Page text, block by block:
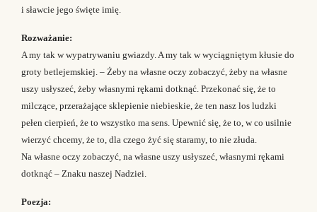
i sławcie jego święte imię.
Rozważanie:
A my tak w wypatrywaniu gwiazdy. A my tak w wyciągniętym kłusie do
groty betlejemskiej. – Żeby na własne oczy zobaczyć, żeby na własne
uszy usłyszeć, żeby własnymi rękami dotknąć. Przekonać się, że to
milczące, przerażające sklepienie niebieskie, że ten nasz los ludzki
pełen cierpień, że to wszystko ma sens. Upewnić się, że to, w co usilnie
wierzyć chcemy, że to, dla czego żyć się staramy, to nie złuda.
Na własne oczy zobaczyć, na własne uszy usłyszeć, własnymi rękami
dotknąć – Znaku naszej Nadziei.
Poezja: